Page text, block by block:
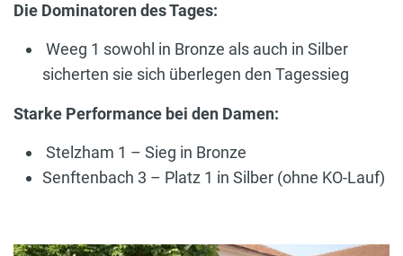
Die Dominatoren des Tages:
Weeg 1 sowohl in Bronze als auch in Silber
sicherten sie sich überlegen den Tagessieg
Starke Performance bei den Damen:
Stelzham 1 – Sieg in Bronze
Senftenbach 3 – Platz 1 in Silber (ohne KO-Lauf)